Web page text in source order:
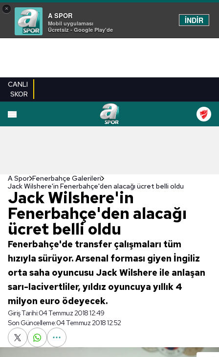
×
A SPOR
Mobil uygulaması
Ücretsiz - Google Play'de
İNDİR
CANLI
SKOR
EN YENILER
A Spor Fenerbahçe Galerileri
Jack Wilshere'in Fenerbahçe'den alacağı ücret belli oldu
Jack Wilshere'in
Fenerbahçe'den alacağı
ücret belli oldu
Fenerbahçe'de transfer çalışmaları tüm
hızıyla sürüyor. Arsenal forması giyen İngiliz
orta saha oyuncusu Jack Wilshere ile anlaşan
sarı-lacivertliler, yıldız oyuncuya yıllık 4
milyon euro ödeyecek.
Giriş Tarihi:04 Temmuz 2018 12:49
Son Güncelleme:04 Temmuz 2018 12:52